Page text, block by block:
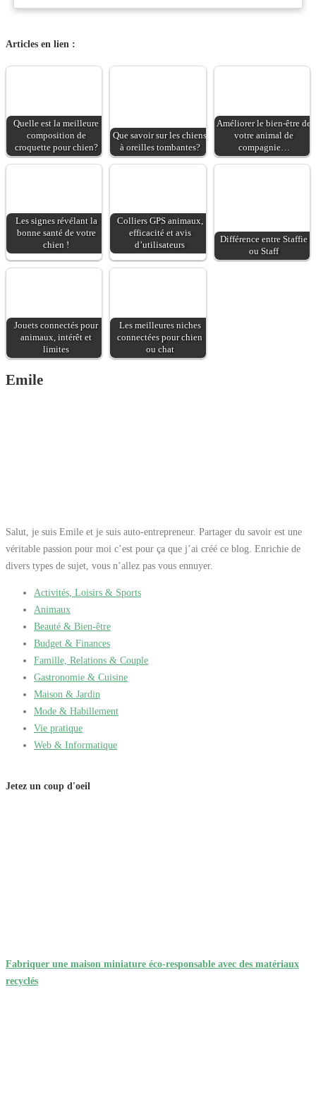
protéines, de matières
grasses, de glucides et
le niveau de calories
sont parfaitement dosés
apports nutritionnels
nécessaires pour offrir
aux chiots le meilleur
départ dans leur
dans le saumon.Toutes
très haute qualité,
superaliments, plantes
et compléments
alimentaires. Garanti
Ocean offre du saumon
frais comme ingrédient
N°1 pour un repas
savoureux.Wellness
volaille. Elle
conviendra ainsi
Articles en lien :
Quelle est la meilleure
composition de
croquette pour chien?
Que savoir sur les chiens
à oreilles tombantes?
Améliorer le bien-être de
votre animal de
compagnie…
Les signes révélant la
bonne santé de votre
chien !
Colliers GPS animaux,
efficacité et avis
d’utilisateurs
Différence entre Staffie
ou Staff
Jouets connectés pour
animaux, intérêt et
limites
Les meilleures niches
connectées pour chien
ou chat
Emile
Salut, je suis Emile et je suis auto-entrepreneur. Partager du savoir est une
véritable passion pour moi c’est pour ça que j’ai créé ce blog. Enrichie de
divers types de sujet, vous n’allez pas vous ennuyer.
Activités, Loisirs & Sports
Animaux
Beauté & Bien-être
Budget & Finances
Famille, Relations & Couple
Gastronomie & Cuisine
Maison & Jardin
Mode & Habillement
Vie pratique
Web & Informatique
Jetez un coup d'oeil
Fabriquer une maison miniature éco-responsable avec des matériaux
recyclés